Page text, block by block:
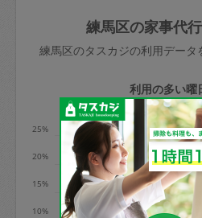
依頼者不在による当日
金額の100%＋交通費全
※例：依頼日時／土曜
合、水曜日午前9時以
発生
水曜日9時〜金曜日9
50%
金曜日9時～土曜日8
100%
きた場合は損害保険の
ご注意ください。
玉、など
あわせてこちらも参照
はありますか？
練馬区の家事代
練馬区のタスカジの利用データ
利用の多い曜
10%
15%
20%
25%